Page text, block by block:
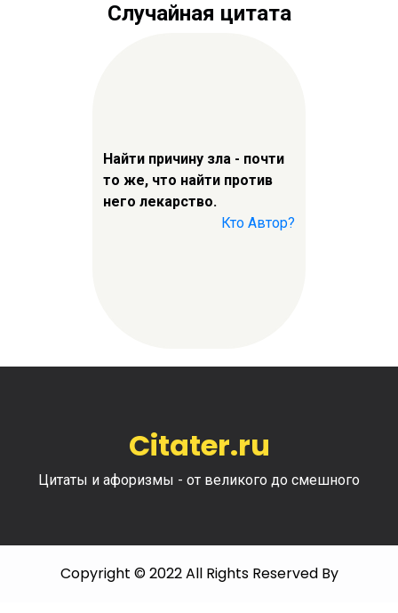
Случайная цитата
Найти причину зла - почти
то же, что найти против
него лекарство.
Кто Автор?
Citater.ru
Цитаты и афоризмы - от великого до смешного
Copyright © 2022 All Rights Reserved By